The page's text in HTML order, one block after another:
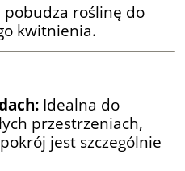
pobudza roślinę do
kwitnienia.
Idealna do
przestrzeniach,
jest szczególnie